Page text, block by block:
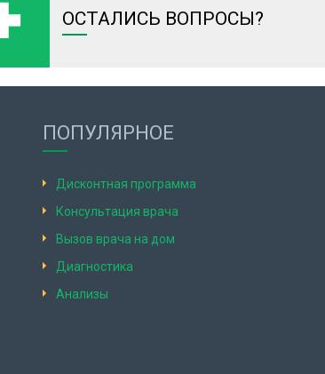
ОСТАЛИСЬ ВОПРОСЫ?
ПОПУЛЯРНОЕ
Дисконтная программа
Консультация врача
Вызов врача на дом
Диагностика
Анализы